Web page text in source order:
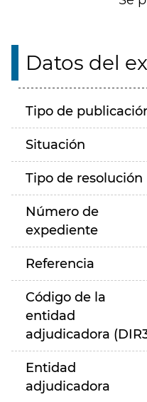
Datos del
Tipo de
Situación
Tipo de resolución
Número de
expediente
Referencia
Código de la
entidad
adjudicadora
Entidad
adjudicadora